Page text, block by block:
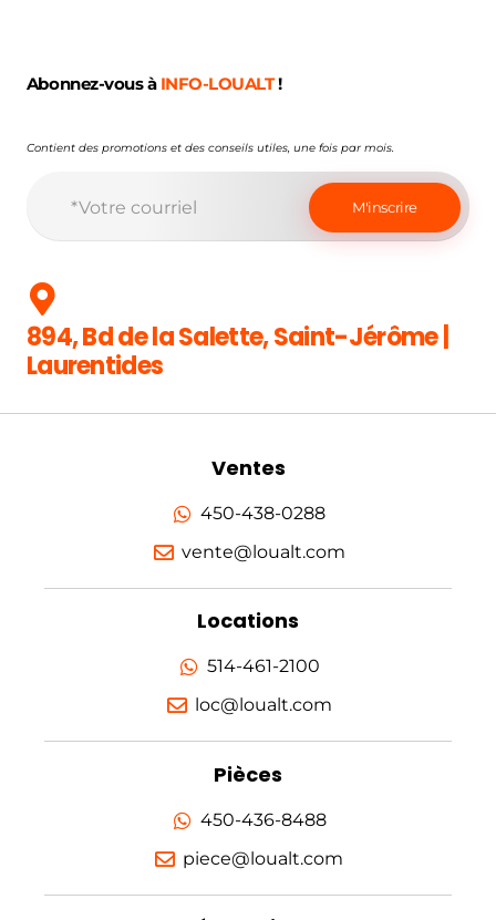
Abonnez-vous à INFO-LOUALT!
Contient des promotions et des conseils utiles, une fois par mois.
894, Bd de la Salette, Saint-Jérôme |
Laurentides
Ventes
450-438-0288
vente@loualt.com
Locations
514-461-2100
loc@loualt.com
Pièces
450-436-8488
piece@loualt.com